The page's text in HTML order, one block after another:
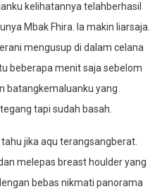
kelihatannya telahberhasil
Mbak Fhira. Ia makin liarsaja.
mengusup di dalam celana
beberapa menit saja sebelom
batangkemaluanku yang
tapi sudah basah.
jika aqu terangsangberat.
melepas breast houlder yang
bebas nikmati panorama